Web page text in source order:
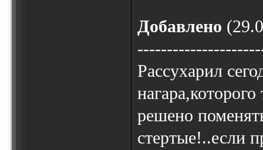
Добавлено
Рассухарил
решено
стертые!..если